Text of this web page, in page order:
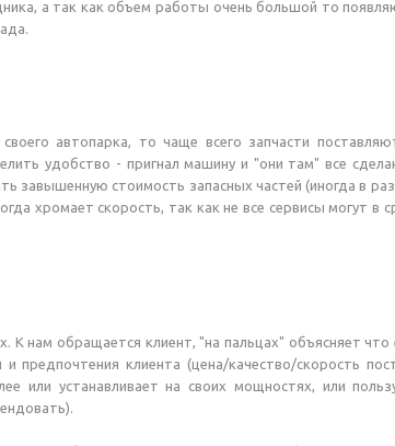
а так как объем работы очень большой то
автопарка, то чаще всего запчасти
удобство - пригнал машину и "они там" все
завышенную стоимость запасных частей (иногда в
хромает скорость, так как не все сервисы могут в
нам обращается клиент, "на пальцах" объясняет что
клиента (цена/качество/скорость
или устанавливает на своих мощностях, или